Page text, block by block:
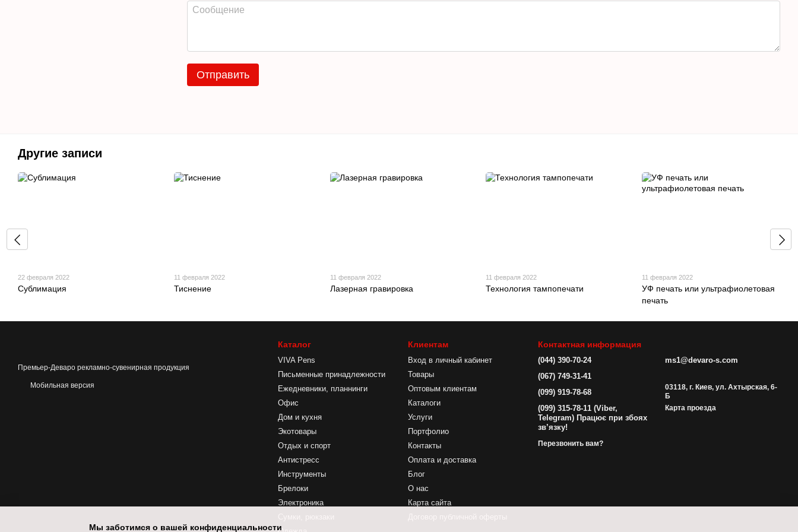
Отправить
Другие записи
22 февраля 2022
Сублимация
11 февраля 2022
Тиснение
11 февраля 2022
Лазерная гравировка
11 февраля 2022
Технология тампопечати
11 февраля 2022
УФ печать или ультрафиолетовая
печать
Премьер-Деваро рекламно-сувенирная продукция
Мобильная версия
Каталог
VIVA Pens
Письменные принадлежности
Ежедневники, планнинги
Офис
Дом и кухня
Экотовары
Отдых и спорт
Антистресс
Инструменты
Брелоки
Электроника
Клиентам
Вход в личный кабинет
Товары
Оптовым клиентам
Каталоги
Услуги
Портфолио
Контакты
Оплата и доставка
Блог
О нас
Карта сайта
Контактная информация
(044) 390-70-24
(067) 749-31-41
(099) 919-78-68
(099) 315-78-11 (Viber,
Telegram) Працює при збоях
зв’язку!
Перезвонить вам?
ms1@devaro-s.com
03118, г. Киев, ул. Ахтырская, 6-
Б
Карта проезда
Мы заботимся о вашей конфиденциальности